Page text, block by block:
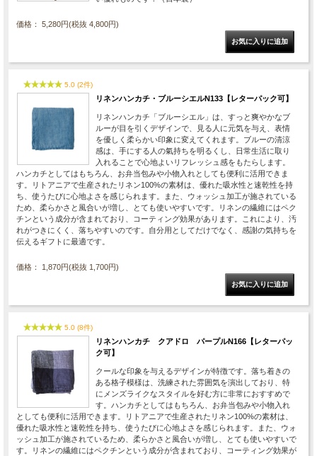
価格： 5,280円(税抜 4,800円)
5.0 (2件)
リネンハンカチ・ブルーシエルN133【レターパック可】
リネンハンカチ「ブルーシエル」は、すっと爽やかなブ
ルーが目を引くデザインで、見る人に元気を与え、表情
を優しく柔らかい印象に変えてくれます。ブルーの清涼
感は、手にする人の氣持ちを明るくし、日常生活に取り
入れることで心地よいリフレッシュ感をもたらします。
ハンカチとしてはもちろん、お弁当包みや小物入れとしても便利に活用できま
す。リトアニアで生産されたリネン100%の素材は、優れた吸水性と速乾性を持
ち、使うたびに心地よさを感じられます。また、ウォッシュ加工が施されている
ため、柔らかさと風合いが増し、とても使いやすいです。リネンの繊維にはペク
チンという成分が含まれており、コーティング効果があります。これにより、汚
れがつきにくく、落ちやすいのです。自分用としてだけでなく、感謝の気持ちを
伝えるギフトに最適です。
価格： 1,870円(税抜 1,700円)
5.0 (8件)
リネンハンカチ クアドロ パープルN166【レターパッ
ク可】
クールな印象を与えるデザインが特徴です。落ち着きの
ある格子模様は、洗練された雰囲気を演出しており、特
にメンズライクなスタイルを好む方に非常におすすめで
す。ハンカチとしてはもちろん、お弁当包みや小物入れ
としても便利に活用できます。リトアニアで生産されたリネン100%の素材は、
優れた吸水性と速乾性を持ち、使うたびに心地よさを感じられます。また、ウォ
ッシュ加工が施されているため、柔らかさと風合いが増し、とても使いやすいで
す。リネンの繊維にはペクチンという成分が含まれており、コーティング効果が